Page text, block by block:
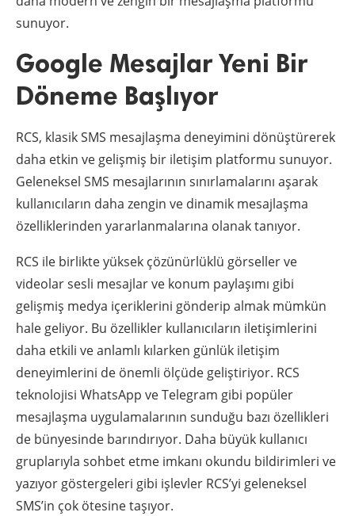
sunuyor.
Google Mesajlar Yeni Bir
Döneme Başlıyor
RCS, klasik SMS mesajlaşma deneyimini dönüştürerek
daha etkin ve gelişmiş bir iletişim platformu sunuyor.
Geleneksel SMS mesajlarının sınırlamalarını aşarak
kullanıcıların daha zengin ve dinamik mesajlaşma
özelliklerinden yararlanmalarına olanak tanıyor.
RCS ile birlikte yüksek çözünürlüklü görseller ve
videolar sesli mesajlar ve konum paylaşımı gibi
gelişmiş medya içeriklerini gönderip almak mümkün
hale geliyor. Bu özellikler kullanıcıların iletişimlerini
daha etkili ve anlamlı kılarken günlük iletişim
deneyimlerini de önemli ölçüde geliştiriyor. RCS
teknolojisi WhatsApp ve Telegram gibi popüler
mesajlaşma uygulamalarının sunduğu bazı özellikleri
de bünyesinde barındırıyor. Daha büyük kullanıcı
gruplarıyla sohbet etme imkanı okundu bildirimleri ve
yazıyor göstergeleri gibi işlevler RCS’yi geleneksel
SMS’in çok ötesine taşıyor.